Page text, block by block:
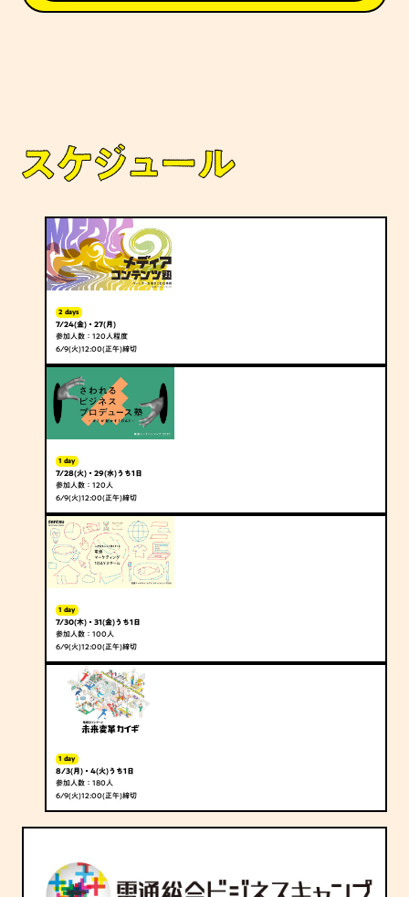
2 days
7/24(金)・27(月)
参加人数：120人程度
6/9(火)12:00(正午)締切
1 day
7/28(火)・29(水)うち1日
参加人数：120人
6/9(火)12:00(正午)締切
1 day
7/30(木)・31(金)うち1日
参加人数：100人
6/9(火)12:00(正午)締切
1 day
8/3(月)・4(火)うち1日
参加人数：180人
6/9(火)12:00(正午)締切